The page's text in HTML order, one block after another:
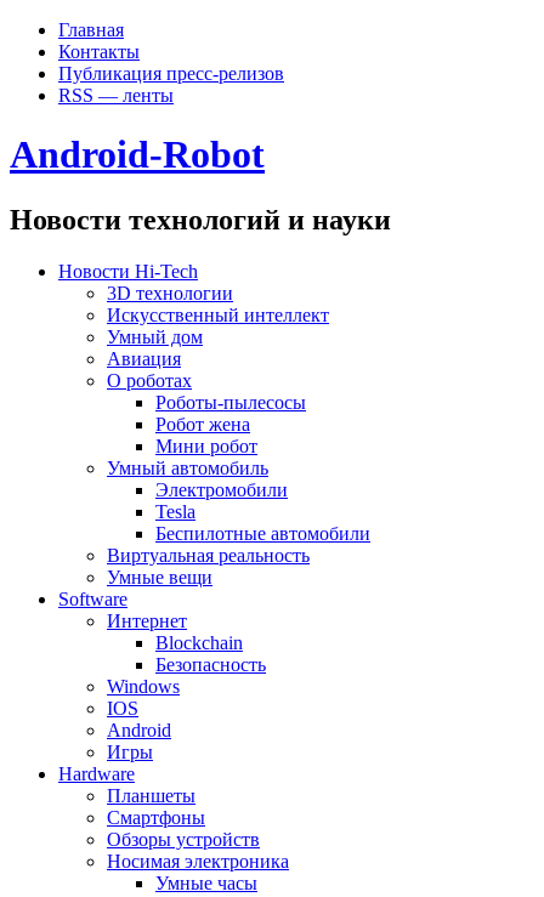
Главная
Контакты
Публикация пресс-релизов
RSS — ленты
Android-Robot
Новости технологий и науки
Новости Hi-Tech
3D технологии
Искусственный интеллект
Умный дом
Авиация
О роботах
Роботы-пылесосы
Робот жена
Мини робот
Умный автомобиль
Электромобили
Tesla
Беспилотные автомобили
Виртуальная реальность
Умные вещи
Software
Интернет
Blockchain
Безопасность
Windows
IOS
Android
Игры
Hardware
Планшеты
Смартфоны
Обзоры устройств
Носимая электроника
Умные часы